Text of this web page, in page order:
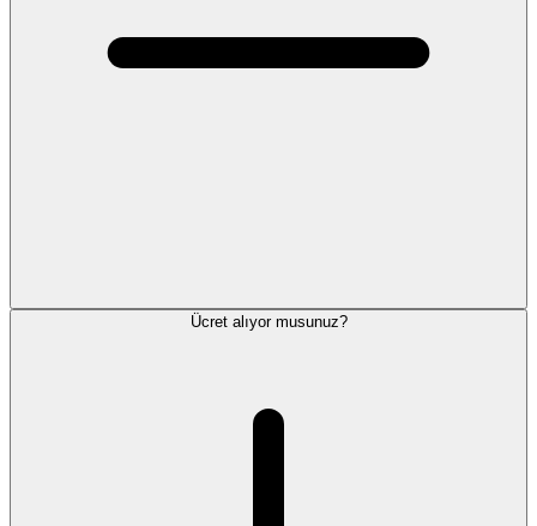
Ücret alıyor musunuz?